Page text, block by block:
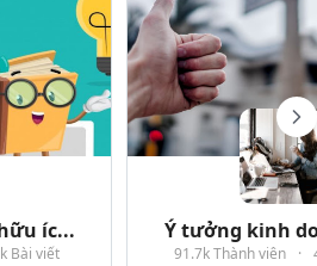
íc...
Bài viết
Ý tưởng kinh
91.7k Thành viên ·